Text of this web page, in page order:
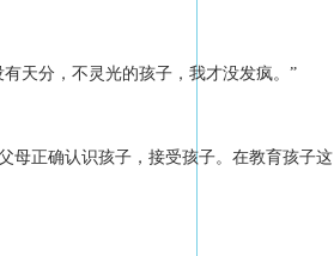
天分，不灵光的孩子，我才没发疯。”
母正确认识孩子，接受孩子。在教育孩子这